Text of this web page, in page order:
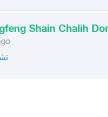
Shain Chalih